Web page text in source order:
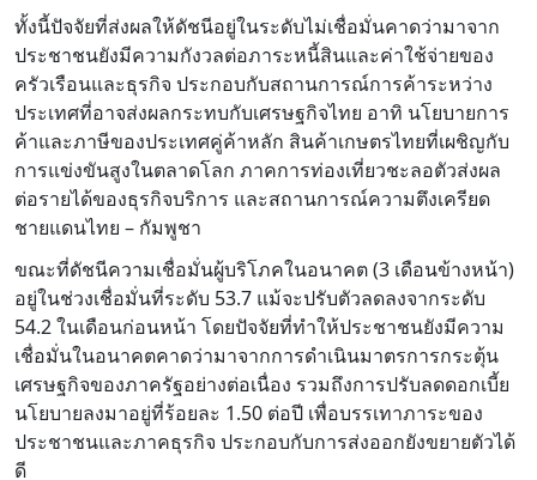
ทั้งนี้ปัจจัยที่ส่งผลให้ดัชนีอยู่ในระดับไม่เชื่อมั่นคาดว่ามาจาก
ประชาชนยังมีความกังวลต่อภาระหนี้สินและค่าใช้จ่ายของ
ครัวเรือนและธุรกิจ ประกอบกับสถานการณ์การค้าระหว่าง
ประเทศที่อาจส่งผลกระทบกับเศรษฐกิจไทย อาทิ นโยบายการ
ค้าและภาษีของประเทศคู่ค้าหลัก สินค้าเกษตรไทยที่เผชิญกับ
การแข่งขันสูงในตลาดโลก ภาคการท่องเที่ยวชะลอตัวส่งผล
ต่อรายได้ของธุรกิจบริการ และสถานการณ์ความตึงเครียด
ชายแดนไทย – กัมพูชา
ขณะที่ดัชนีความเชื่อมั่นผู้บริโภคในอนาคต (3 เดือนข้างหน้า)
อยู่ในช่วงเชื่อมั่นที่ระดับ 53.7 แม้จะปรับตัวลดลงจากระดับ
54.2 ในเดือนก่อนหน้า โดยปัจจัยที่ทำให้ประชาชนยังมีความ
เชื่อมั่นในอนาคตคาดว่ามาจากการดำเนินมาตรการกระตุ้น
เศรษฐกิจของภาครัฐอย่างต่อเนื่อง รวมถึงการปรับลดดอกเบี้ย
นโยบายลงมาอยู่ที่ร้อยละ 1.50 ต่อปี เพื่อบรรเทาภาระของ
ประชาชนและภาคธุรกิจ ประกอบกับการส่งออกยังขยายตัวได้
ดี